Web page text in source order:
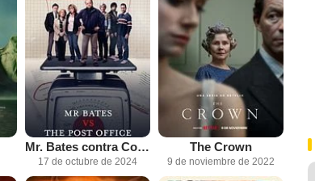
Mr. Bates contra Correos
17 de octubre de 2024
The Crown
9 de noviembre de 2022